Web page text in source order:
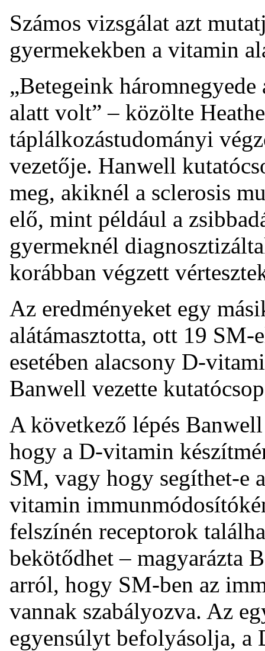
Számos vizsgálat azt
gyermekekben a vitamin
„Betegeink
alatt volt” – közölte
táplálkozástudományi
vezetője. Hanwell
meg, akiknél a sclerosis
elő, mint például a
gyermeknél
korábban végzett
Az eredményeket egy
alátámasztotta, ott 19
esetében alacsony D-
Banwell vezette
A következő lépés
hogy a D-vitamin
SM, vagy hogy segíthet-e
vitamin
felszínén receptorok
bekötődhet – magyarázta
arról, hogy SM-ben az
vannak szabályozva. Az
egyensúlyt befolyásolja, a